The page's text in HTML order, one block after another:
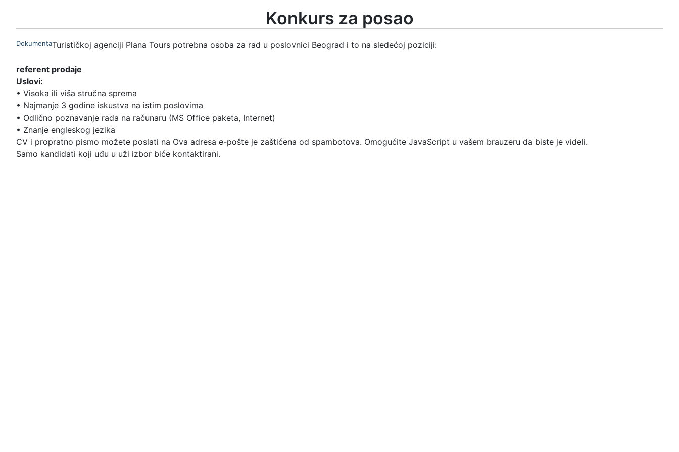
Konkurs za posao
DokumentaTurističkoj agenciji Plana Tours potrebna osoba za rad u poslovnici Beograd i to na sledećoj poziciji:
referent prodaje
Uslovi:
• Visoka ili viša stručna sprema
• Najmanje 3 godine iskustva na istim poslovima
• Odlično poznavanje rada na računaru (MS Office paketa, Internet)
• Znanje engleskog jezika
CV i propratno pismo možete poslati na Ova adresa e-pošte je zaštićena od spambotova. Omogućite JavaScript u vašem brauzeru da biste je videli.
Samo kandidati koji uđu u uži izbor biće kontaktirani.